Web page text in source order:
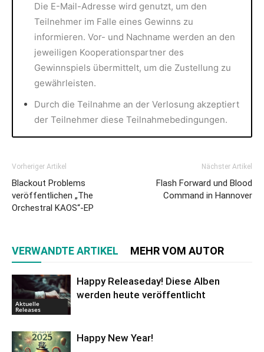
Die E-Mail-Adresse wird genutzt, um den
Teilnehmer im Falle eines Gewinns zu
informieren. Vor- und Nachname werden an den
jeweiligen Kooperationspartner des
Gewinnspiels übermittelt, um die Zustellung zu
gewährleisten.
Durch die Teilnahme an der Verlosung akzeptiert
der Teilnehmer diese Teilnahmebedingungen.
Vorheriger Artikel
Blackout Problems
veröffentlichen „The
Orchestral KAOS“-EP
Nächster Artikel
Flash Forward und Blood
Command in Hannover
VERWANDTE ARTIKEL MEHR VOM AUTOR
Aktuelle
Releases
Happy Releaseday! Diese Alben
werden heute veröffentlicht
Happy New Year!